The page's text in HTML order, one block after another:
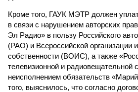
Кроме того, ГАУК МЭТР должен
в связи с нарушением авторских
Эл Радио» в пользу Российского
(РАО) и Всероссийской организации
собственности (ВОИС), а также
телевизионной и радиовещательной
неисполнением обязательств
того, выяснилось, что согласно